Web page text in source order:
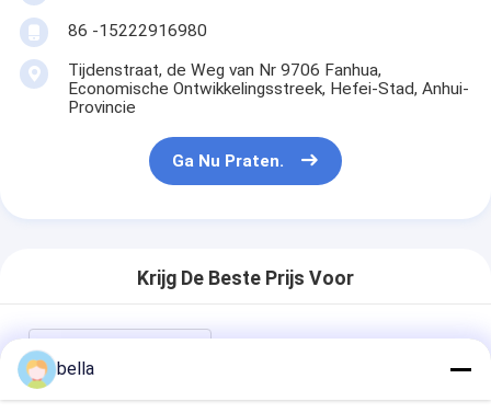
86 -15222916980
Tijdenstraat, de Weg van Nr 9706 Fanhua,
Economische Ontwikkelingsstreek, Hefei-Stad, Anhui-
Provincie
Ga Nu Praten.
Krijg De Beste Prijs Voor
bella